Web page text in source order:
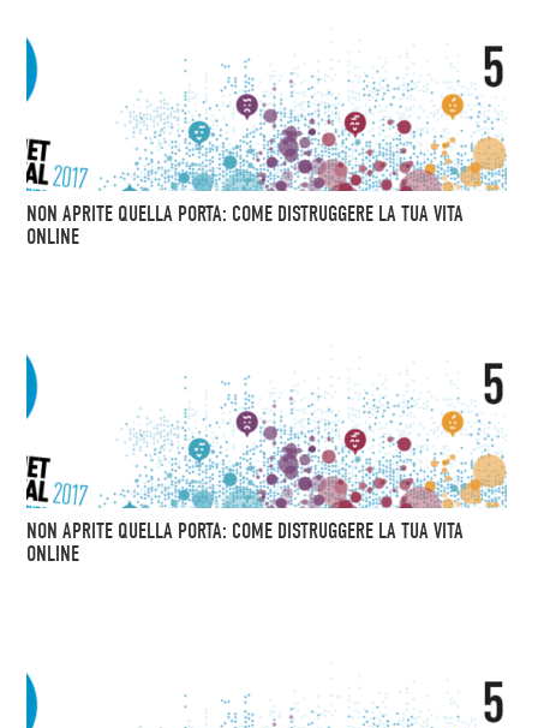
NON APRITE QUELLA PORTA: COME DISTRUGGERE LA TUA VITA
ONLINE
NON APRITE QUELLA PORTA: COME DISTRUGGERE LA TUA VITA
ONLINE